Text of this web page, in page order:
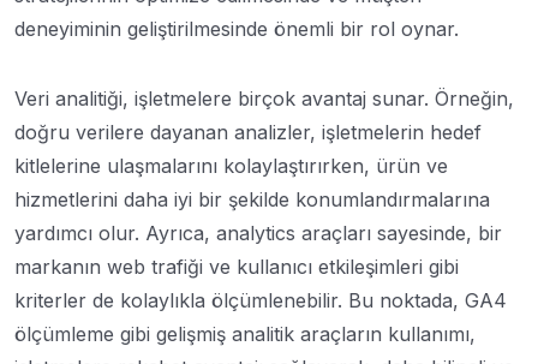
deneyiminin geliştirilmesinde önemli bir rol oynar.
Veri analitiği, işletmelere birçok avantaj sunar. Örneğin,
doğru verilere dayanan analizler, işletmelerin hedef
kitlelerine ulaşmalarını kolaylaştırırken, ürün ve
hizmetlerini daha iyi bir şekilde konumlandırmalarına
yardımcı olur. Ayrıca, analytics araçları sayesinde, bir
markanın web trafiği ve kullanıcı etkileşimleri gibi
kriterler de kolaylıkla ölçümlenebilir. Bu noktada, GA4
ölçümleme gibi gelişmiş analitik araçların kullanımı,